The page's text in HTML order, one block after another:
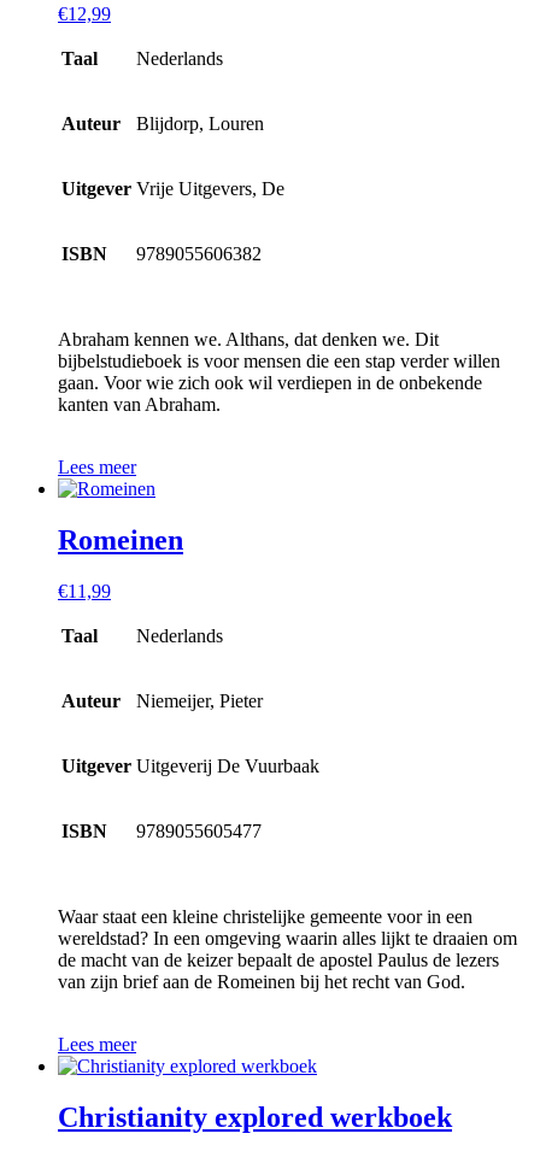
€12,99
Taal Nederlands
Auteur Blijdorp, Louren
Uitgever Vrije Uitgevers, De
ISBN 9789055606382
Abraham kennen we. Althans, dat denken we. Dit
bijbelstudieboek is voor mensen die een stap verder willen
gaan. Voor wie zich ook wil verdiepen in de onbekende
kanten van Abraham.
Lees meer
Romeinen
€11,99
Taal Nederlands
Auteur Niemeijer, Pieter
Uitgever Uitgeverij De Vuurbaak
ISBN 9789055605477
Waar staat een kleine christelijke gemeente voor in een
wereldstad? In een omgeving waarin alles lijkt te draaien om
de macht van de keizer bepaalt de apostel Paulus de lezers
van zijn brief aan de Romeinen bij het recht van God.
Lees meer
Christianity explored werkboek